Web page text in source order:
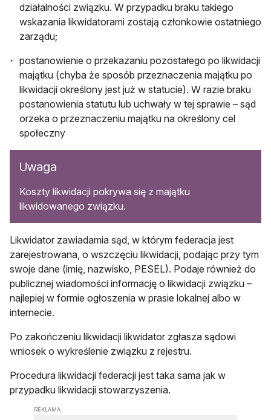
działalności związku. W przypadku braku takiego
wskazania likwidatorami zostają członkowie ostatniego
zarządu;
postanowienie o przekazaniu pozostałego po likwidacji
majątku (chyba że sposób przeznaczenia majątku po
likwidacji określony jest już w statucie). W razie braku
postanowienia statutu lub uchwały w tej sprawie – sąd
orzeka o przeznaczeniu majątku na określony cel
społeczny
Uwaga
Koszty likwidacji pokrywa się z majątku
likwidowanego związku.
Likwidator zawiadamia sąd, w którym federacja jest
zarejestrowana, o wszczęciu likwidacji, podając przy tym
swoje dane (imię, nazwisko, PESEL). Podaje również do
publicznej wiadomości informację o likwidacji związku –
najlepiej w formie ogłoszenia w prasie lokalnej albo w
internecie.
Po zakończeniu likwidacji likwidator zgłasza sądowi
wniosek o wykreślenie związku z rejestru.
Procedura likwidacji federacji jest taka sama jak w
przypadku likwidacji stowarzyszenia.
REKLAMA